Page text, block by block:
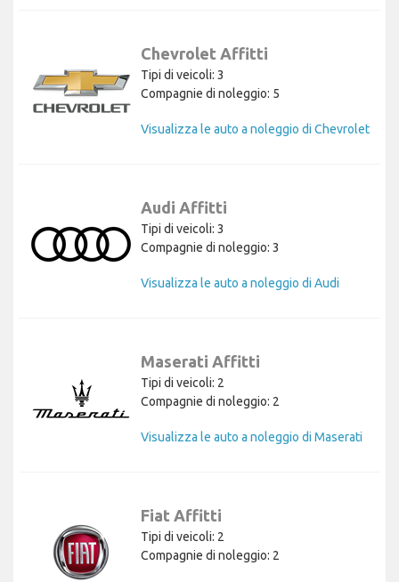
Chevrolet Affitti
Tipi di veicoli: 3
Compagnie di noleggio: 5
Visualizza le auto a noleggio di Chevrolet
Audi Affitti
Tipi di veicoli: 3
Compagnie di noleggio: 3
Visualizza le auto a noleggio di Audi
Maserati Affitti
Tipi di veicoli: 2
Compagnie di noleggio: 2
Visualizza le auto a noleggio di Maserati
Fiat Affitti
Tipi di veicoli: 2
Compagnie di noleggio: 2